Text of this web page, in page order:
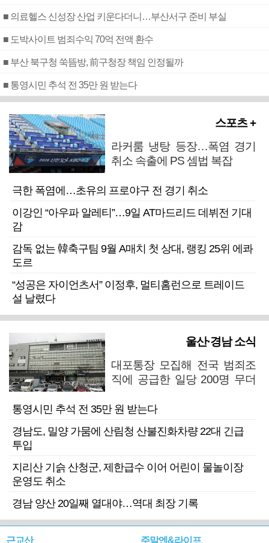
■ 의료헬스 신성장 산업 키운다더니…부산서구 준비 부실
■ 도박사이트 범죄수익 70억 전액 환수
■ 부산 북구청 쑥뜸방, 前구청장 책임 인정될까
■ 통영시민 추석 전 35만 원 받는다
스포츠 +
라커룸 냉탕 등장…폭염 경기
취소 속출에 PS 셈법 복잡
극한 폭염에…초유의 프로야구 전 경기 취소
이강인 “아우파 알레티”…9일 AT마드리드 데뷔전 기대
감
감독 없는 韓축구팀 9월 A매치 첫 상대, 랭킹 25위 에콰
도르
“성공은 자이언츠서” 이정후, 멀티홈런으로 트레이드
설 날렸다
울산·경남 소식
대포통장 모집해 전국 범죄조
직에 공급한 일당 200명 무더
통영시민 추석 전 35만 원 받는다
경남도, 밀양 가뭄에 산림청 산불진화차량 22대 긴급
투입
지리산 기슭 산청군, 제한급수 이어 어린이 물놀이장
운영도 취소
경남 양산 20일째 열대야…역대 최장 기록
근교산 주말엔&라이프